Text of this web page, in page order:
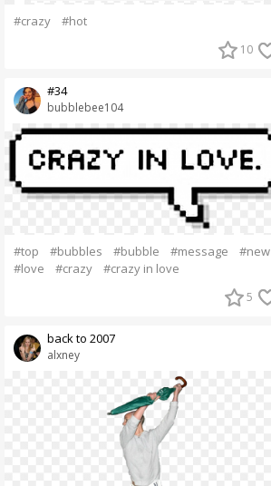
#crazy #hot
10
bubblebee104
#34
#top #bubbles #bubble #message
#new
#love
#crazy #crazy in love
5
alxney
back to 2007